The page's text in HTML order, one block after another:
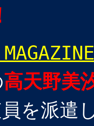
高天野美
を派遣